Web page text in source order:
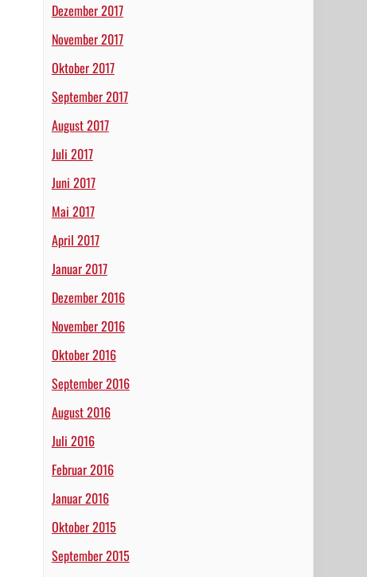
Dezember 2017
November 2017
Oktober 2017
September 2017
August 2017
Juli 2017
Juni 2017
Mai 2017
April 2017
Januar 2017
Dezember 2016
November 2016
Oktober 2016
September 2016
August 2016
Juli 2016
Februar 2016
Januar 2016
Oktober 2015
September 2015